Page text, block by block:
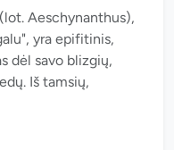
Aeschynanthus),
yra epifitinis,
dėl savo blizgių,
Iš tamsių,